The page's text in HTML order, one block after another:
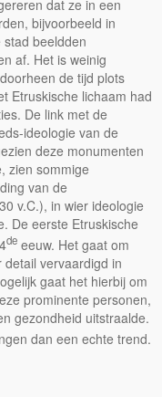
dat ze in een
bijvoorbeeld in
beeldden
af. Het is weinig
de tijd plots
Etruskische lichaam had
De link met de
ideologie van de
deze monumenten
zien sommige
van de
v.C.), in wier ideologie
De eerste Etruskische
de eeuw. Het gaat om
vervaardigd in
gaat het hierbij om
prominente personen,
gezondheid uitstraalde.
dan een echte trend.